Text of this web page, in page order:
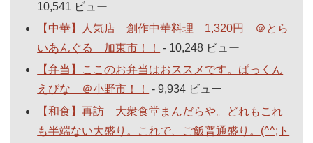
10,541 ビュー
【中華】人気店 創作中華料理 1,320円 ＠とら
いあんぐる 加東市！！
- 10,248 ビュー
【弁当】ここのお弁当はおススメです。ぱっくん
えびな ＠小野市！！
- 9,934 ビュー
【和食】再訪 大衆食堂まんだらや。どれもこれ
も半端ない大盛り。これで、ご飯普通盛り。(^^;ト